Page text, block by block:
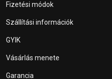
Fizetési módok
Szállítási információk
GYIK
Vásárlás menete
Garancia